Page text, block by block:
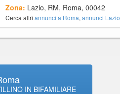
Zona: Lazio, RM, Roma, 00042
Cerca altri annunci a Roma, annunci Lazio
IN BIFAMILIARE